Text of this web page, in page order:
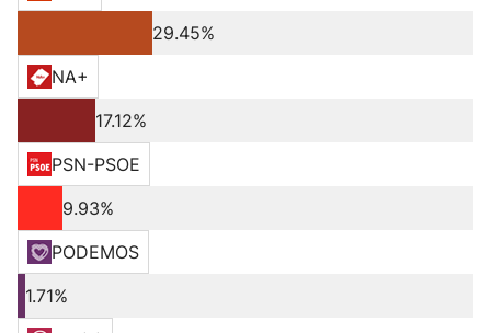
29.45%
NA+
17.12%
PSN-PSOE
9.93%
PODEMOS
1.71%